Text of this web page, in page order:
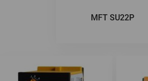
MFT SU22P